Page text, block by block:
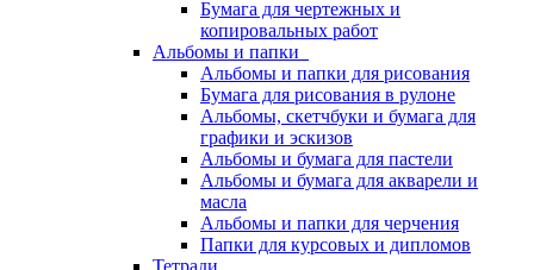
Бумага для чертежных и
копировальных работ
Альбомы и папки
Альбомы и папки для рисования
Бумага для рисования в рулоне
Альбомы, скетчбуки и бумага для
графики и эскизов
Альбомы и бумага для пастели
Альбомы и бумага для акварели и
масла
Альбомы и папки для черчения
Папки для курсовых и дипломов
Тетради